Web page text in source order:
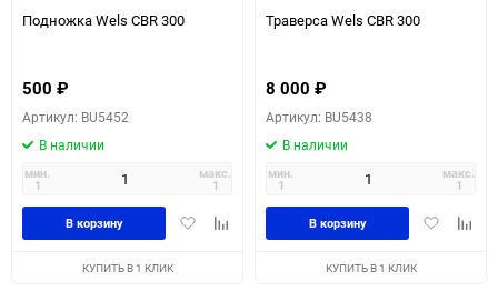
Подножка Wels CBR 300
500 ₽
Артикул: BU5452
В наличии
мин.
1
макс.
1
ДобавитьДобавить
В корзину
КУПИТЬ В 1 КЛИК
Траверса Wels CBR 300
8 000 ₽
Артикул: BU5438
В наличии
мин.
1
макс.
1
Добавить
В корзину
КУПИТЬ В 1 КЛИК